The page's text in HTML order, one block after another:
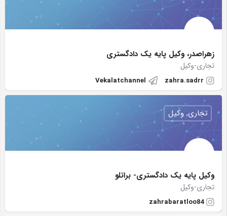
زهراصدر، وکیل پایه یک دادگستری
تجاری-وکیل
zahra.sadrr
Vekalatchannel
وکیل پایه یک دادگستری- براتلو
تجاری-وکیل
zahrabaratloo84
تجاری, وکیل